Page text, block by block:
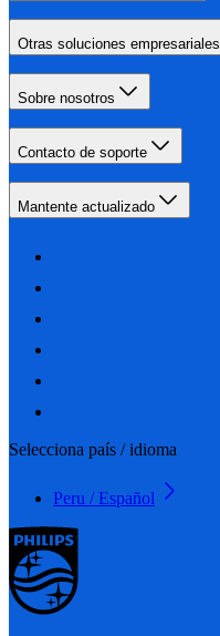
Otras soluciones empresariales
Sobre nosotros
Contacto de soporte
Mantente actualizado
Selecciona país / idioma
Peru / Español